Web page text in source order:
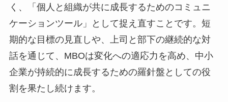
く、「個人と組織が共に成長するためのコミュニ
ケーションツール」として捉え直すことです。短
期的な目標の見直しや、上司と部下の継続的な対
話を通じて、MBOは変化への適応力を高め、中小
企業が持続的に成長するための羅針盤としての役
割を果たし続けます。